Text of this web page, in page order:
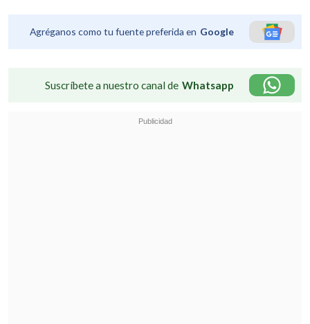
Agréganos como tu fuente preferida en Google
Suscríbete a nuestro canal de Whatsapp